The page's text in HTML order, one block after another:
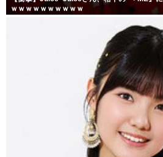
ｗｗｗｗｗｗｗｗｗｗ